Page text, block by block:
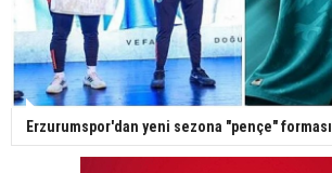
Erzurumspor'dan yeni sezona "pençe" forması